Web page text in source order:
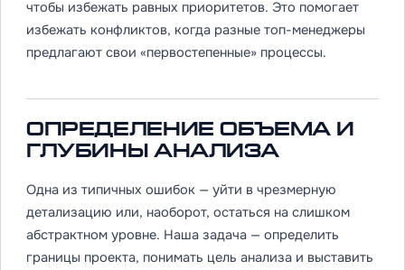
чтобы избежать равных приоритетов. Это помогает
избежать конфликтов, когда разные топ-менеджеры
предлагают свои «первостепенные» процессы.
Определение объема и
глубины анализа
Одна из типичных ошибок — уйти в чрезмерную
детализацию или, наоборот, остаться на слишком
абстрактном уровне. Наша задача — определить
границы проекта, понимать цель анализа и выставить